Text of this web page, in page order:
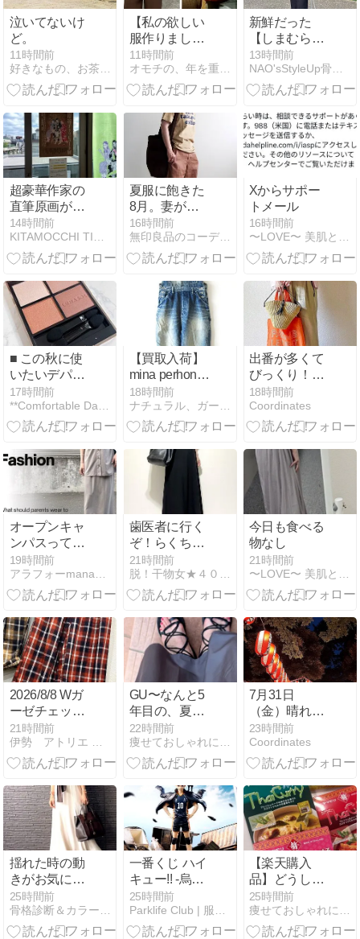
泣いてないけ
ど。
11時間前
好きなもの、お茶と書店と大人服
【私の欲しい
服作りまし
た】
11時間前
オモチの、年を重ねて、おしゃれを。
新鮮だった
【しまむら】
シアーシャツ
＋2007件高レ
ビューのシー
ポン♪
13時間前
NAO'sStyleUp骨格診断で選ぶＭＩＸファッション
超豪華作家の
直筆原画が一
堂に！ なのに
無料！！ 「山
岸涼子トリビ
14時間前
KITAMOCCHI TIMES
夏服に飽きた
8月。妻が無
印良品で買い
足したのは
「秋服」では
16時間前
無印良品のコーデネートパトロール
Xからサポー
トメール
16時間前
〜LOVE〜 美肌と恋を求めて
■ この秋に使
いたいデパコ
スアイシャド
ウパレット＊
神トク最大
ポン対象商品
いろいろ＊今
日の気になる
ものPICK UP
■
17時間前
【買取入荷】
mina perhonen
/ ミナペルホネ
ンのalwaysを
お買取りしま
18時間前
出番が多くて
びっくり！と
っても使える
ZARAのシャ
ツ
18時間前
Coordinates
オープンキャ
ンパスって親
は何を着で行
けばいい？
19時間前
歯医者に行く
ぞ！らくちん
なのにノンス
トレスな診察
コーデ
21時間前
今日も食べる
物なし
21時間前
2026/8/8 Wガ
ーゼチェック
パンツ❤️
21時間前
GU〜なんと5
年目の、夏の
サンダル
22時間前
7月31日
（金）晴れの
ち曇り 「数十
年ぶりに踊る
盆踊り」
23時間前
Coordinates
揺れた時の動
きがお気に入
り
25時間前
一番くじ ハイ
キュー!! -烏野
の未来-、8/15
発売｜日向・
影山フィギュ
25時間前
【楽天購入
品】どうしよ
うもなくて、
チャットGPT
に相談したレ
25時間前